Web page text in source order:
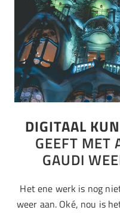
DIGITAAL
GEEFT MET
GAUDI
Het ene werk is nog
weer aan. Oké, nou is